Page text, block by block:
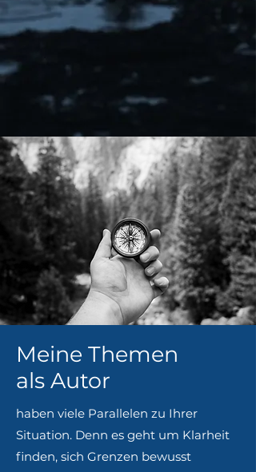
Meine Themen
als Autor
haben viele Parallelen zu Ihrer
Situation. Denn es geht um Klarheit
finden, sich Grenzen bewusst